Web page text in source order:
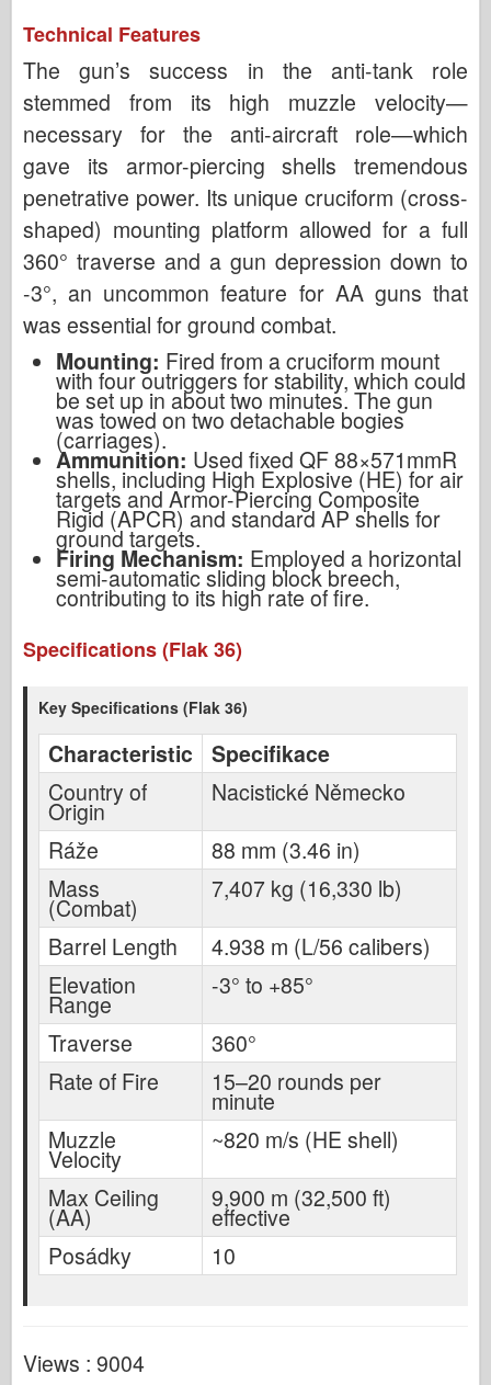
Technical Features
The gun’s success in the anti-tank role
stemmed from its high muzzle velocity—
necessary for the anti-aircraft role—which
gave its armor-piercing shells tremendous
penetrative power. Its unique cruciform (cross-
shaped) mounting platform allowed for a full
360° traverse and a gun depression down to
-3°, an uncommon feature for AA guns that
was essential for ground combat.
Mounting: Fired from a cruciform mount
with four outriggers for stability, which could
be set up in about two minutes. The gun
was towed on two detachable bogies
(carriages).
Ammunition: Used fixed QF 88×571mmR
shells, including High Explosive (HE) for air
targets and Armor-Piercing Composite
Rigid (APCR) and standard AP shells for
ground targets.
Firing Mechanism: Employed a horizontal
semi-automatic sliding block breech,
contributing to its high rate of fire.
Specifications (Flak 36)
Key Specifications (Flak 36)
Characteristic
Specifikace
Country of
Origin
Nacistické Německo
Ráže
88 mm (3.46 in)
Mass
(Combat)
7,407 kg (16,330 lb)
Barrel Length
4.938 m (L/56 calibers)
Elevation
Range
-3° to +85°
Traverse
360°
Rate of Fire
15–20 rounds per
minute
Muzzle
Velocity
~820 m/s (HE shell)
Max Ceiling
(AA)
9,900 m (32,500 ft)
effective
Posádky
10
Views : 9004